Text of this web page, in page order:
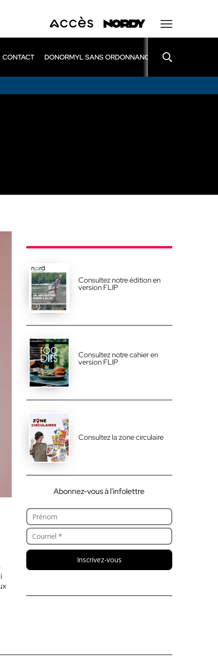
CONTACT DONORMYL SANS ORDONNANCE LEXOMIL SANS
Consultez notre édition en
version FLIP
Consultez notre cahier en
version FLIP
Consultez la zone circulaire
Abonnez-vous à l'infolettre
Inscrivez-vous